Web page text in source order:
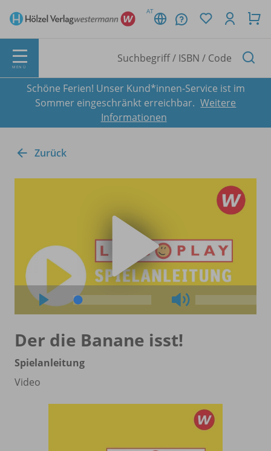
AT
MENÜ
Schöne Ferien! Unser Kund*innen-Service ist im
Sommer eingeschränkt erreichbar. Weitere
Informationen
Zurück
Der die Banane isst!
Spielanleitung
Video